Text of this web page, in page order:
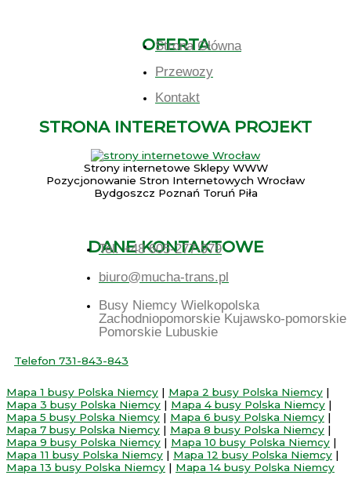
OFERTA
Strona Główna
Przewozy
Kontakt
STRONA INTERETOWA PROJEKT
Strony internetowe Sklepy WWW
Pozycjonowanie Stron Internetowych Wrocław
Bydgoszcz Poznań Toruń Piła
DANE KONTAKTOWE
Tel. +48 605-277-979
biuro@mucha-trans.pl
Busy Niemcy Wielkopolska
Zachodniopomorskie Kujawsko-pomorskie
Pomorskie Lubuskie
Telefon 731-843-843
Mapa 1 busy Polska Niemcy | Mapa 2 busy Polska Niemcy |
Mapa 3 busy Polska Niemcy | Mapa 4 busy Polska Niemcy |
Mapa 5 busy Polska Niemcy | Mapa 6 busy Polska Niemcy |
Mapa 7 busy Polska Niemcy | Mapa 8 busy Polska Niemcy |
Mapa 9 busy Polska Niemcy | Mapa 10 busy Polska Niemcy |
Mapa 11 busy Polska Niemcy | Mapa 12 busy Polska Niemcy |
Mapa 13 busy Polska Niemcy | Mapa 14 busy Polska Niemcy